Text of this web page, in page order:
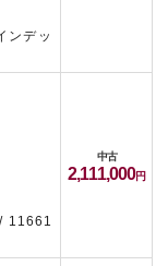
ンデッ
11661
中古
2,111,000